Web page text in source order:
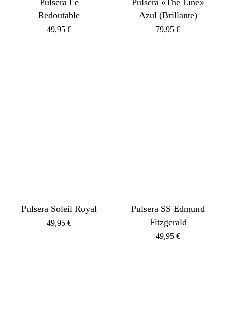
Redoutable
49,95€
Azul (Brillante)
79,95€
Pulsera Soleil Royal
49,95€
Pulsera SS Edmund
Fitzgerald
49,95€